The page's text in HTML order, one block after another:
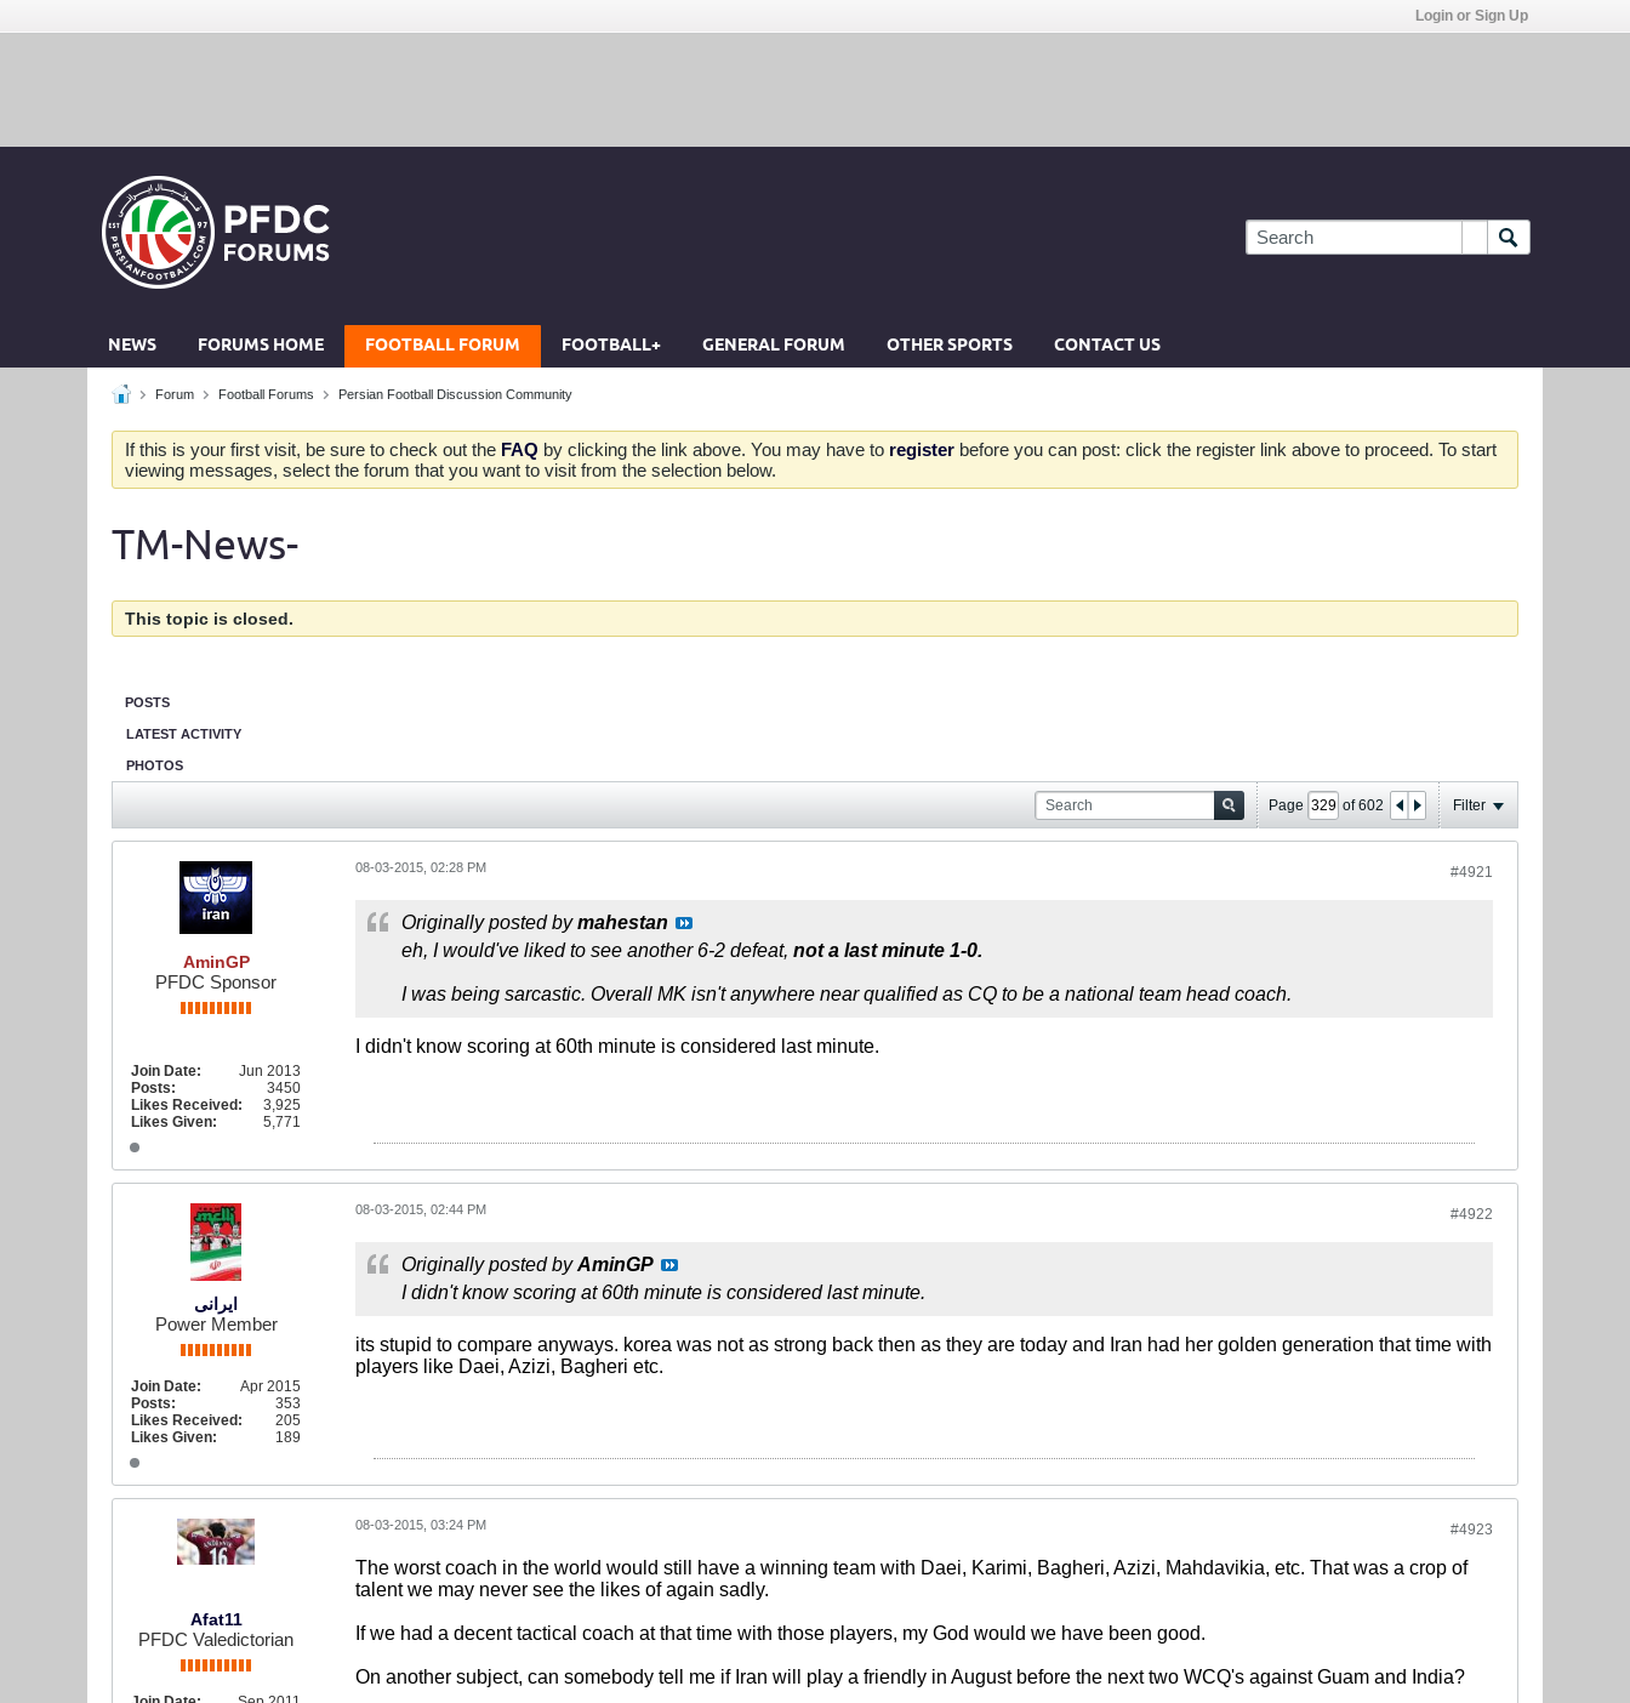
Login or Sign Up
NEWS FORUMS HOME FOOTBALL FORUM FOOTBALL+ GENERAL FORUM OTHER SPORTS CONTACT US
Forum Football Forums Persian Football Discussion Community
If this is your first visit, be sure to check out the FAQ by clicking the link above. You may have to register before you can post: click the register link above to proceed. To start
viewing messages, select the forum that you want to visit from the selection below.
TM-News-
This topic is closed.
POSTS
LATEST ACTIVITY
PHOTOS
Page of602 Filter
AminGP
PFDC Sponsor
Join Date:
Jun 2013
Posts:
3450
Likes Received:
3,925
Likes Given:
5,771
#4921
08-03-2015, 02:28 PM
Originally posted bymahestan
eh, I would've liked to see another 6-2 defeat, not a last minute 1-0.
I was being sarcastic. Overall MK isn't anywhere near qualified as CQ to be a national team head coach.
I didn't know scoring at 60th minute is considered last minute.
ایرانی
Power Member
Join Date:
Apr 2015
Posts:
353
Likes Received:
205
Likes Given:
189
#4922
08-03-2015, 02:44 PM
Originally posted byAminGP
I didn't know scoring at 60th minute is considered last minute.
its stupid to compare anyways. korea was not as strong back then as they are today and Iran had her golden generation that time with
players like Daei, Azizi, Bagheri etc.
Afat11
PFDC Valedictorian
#4923
08-03-2015, 03:24 PM
The worst coach in the world would still have a winning team with Daei, Karimi, Bagheri, Azizi, Mahdavikia, etc. That was a crop of
talent we may never see the likes of again sadly.
If we had a decent tactical coach at that time with those players, my God would we have been good.
On another subject, can somebody tell me if Iran will play a friendly in August before the next two WCQ's against Guam and India?